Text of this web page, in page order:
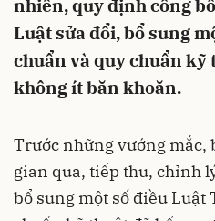
nhiên, quy định công
Luật sửa đổi, bổ sung
chuẩn và quy chuẩn kỹ
không ít băn khoăn.
Trước những vướng mắc,
gian qua, tiếp thu, chỉnh
bổ sung một số điều Luật